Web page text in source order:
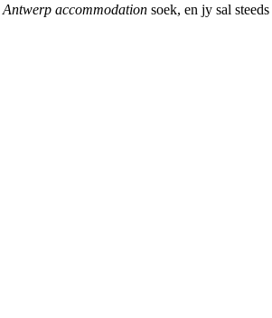
Antwerp accommodation soek, en jy sal